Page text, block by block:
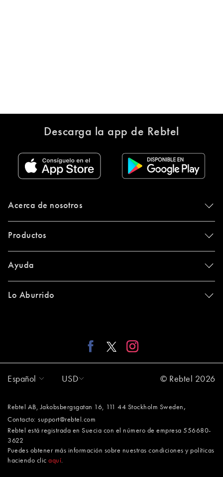
Descarga la app de Rebtel
Acerca de nosotros
Productos
Ayuda
Lo Aburrido
Español USD © Rebtel 2026
Rebtel AB, Jakobsbergsgatan 16, 111 44 Stockholm Sweden ,
Contacto: support@rebtel.com
Rebtel está registrada en Suecia con el número de empresa 556680-
3622
Puedes obtener más información sobre nuestras condiciones y políticas
haciendo clic aquí.